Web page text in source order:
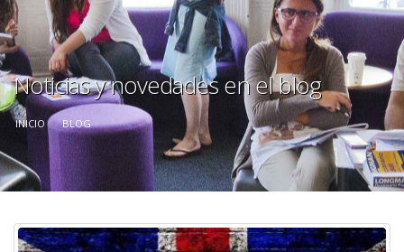
Noticias y novedades en el blog
INICIO BLOG